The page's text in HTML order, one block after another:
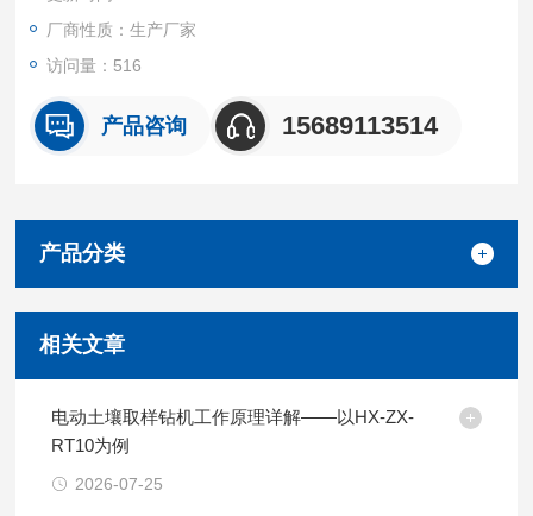
厂商性质：生产厂家
访问量：516
产品咨询 15689113514
产品分类
相关文章
电动土壤取样钻机工作原理详解——以HX-ZX-
RT10为例
2026-07-25